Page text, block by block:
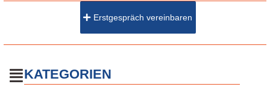
Erstgespräch vereinbaren
KATEGORIEN